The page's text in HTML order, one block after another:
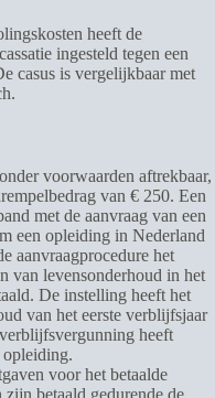
heeft de
ingesteld tegen een
casus is vergelijkbaar met
voorwaarden aftrekbaar,
van € 250. Een
met de aanvraag van een
een opleiding in Nederland
aanvraagprocedure het
van levensonderhoud in het
De instelling heeft het
van het eerste verblijfsjaar
heeft
opleiding.
voor het betaalde
betaald gedurende de